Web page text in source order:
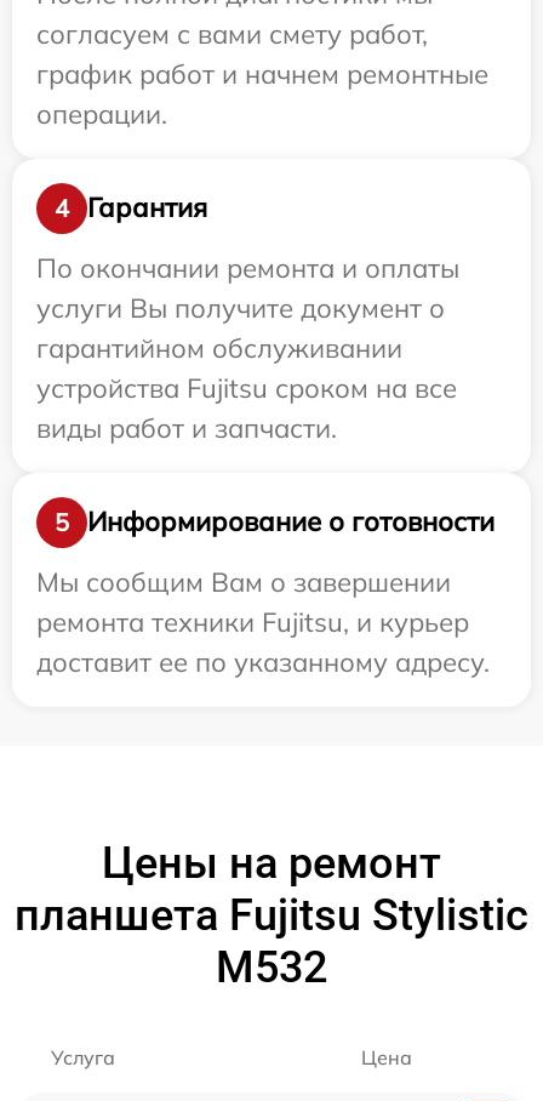
согласуем с вами смету работ,
график работ и начнем ремонтные
операции.
4
Гарантия
По окончании ремонта и оплаты
услуги Вы получите документ о
гарантийном обслуживании
устройства Fujitsu сроком на все
виды работ и запчасти.
5
Информирование о готовности
Мы сообщим Вам о завершении
ремонта техники Fujitsu, и курьер
доставит ее по указанному адресу.
Цены на ремонт
планшета Fujitsu Stylistic
M532
Услуга Цена